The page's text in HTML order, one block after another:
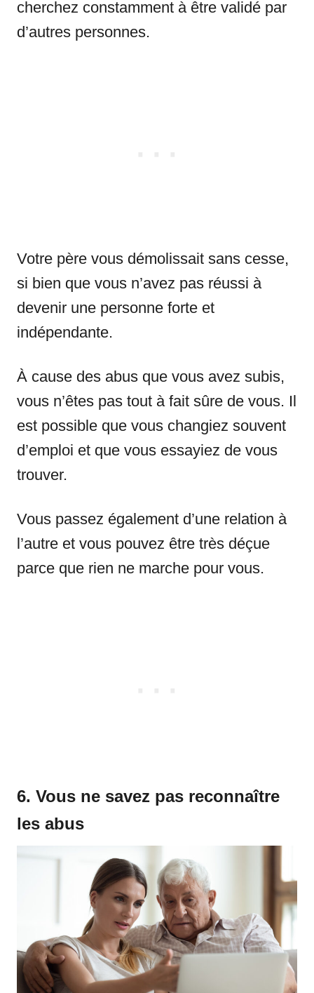
cherchez constamment à être validé par
d’autres personnes.
Votre père vous démolissait sans cesse,
si bien que vous n’avez pas réussi à
devenir une personne forte et
indépendante.
À cause des abus que vous avez subis,
vous n’êtes pas tout à fait sûre de vous. Il
est possible que vous changiez souvent
d’emploi et que vous essayiez de vous
trouver.
Vous passez également d’une relation à
l’autre et vous pouvez être très déçue
parce que rien ne marche pour vous.
6. Vous ne savez pas reconnaître
les abus